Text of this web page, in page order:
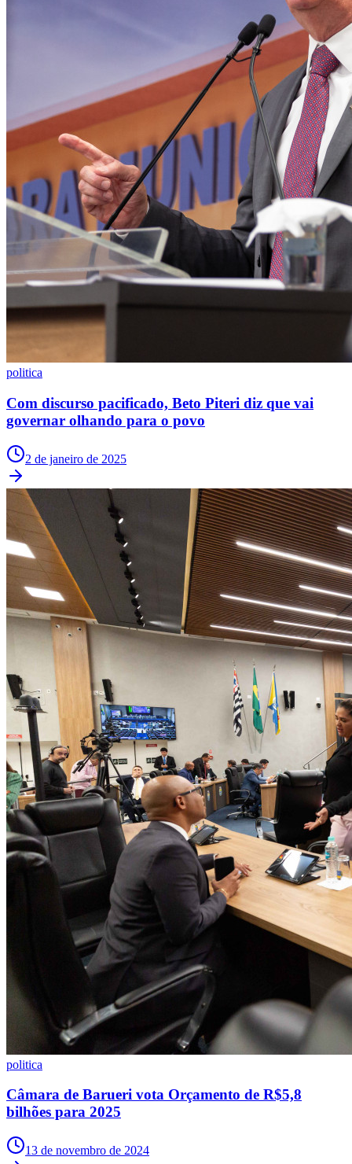
Palmeiras
São Paulo
politica
Com discurso pacificado, Beto Piteri diz que vai
governar olhando para o povo
2 de janeiro de 2025
politica
Câmara de Barueri vota Orçamento de R$5,8
bilhões para 2025
13 de novembro de 2024